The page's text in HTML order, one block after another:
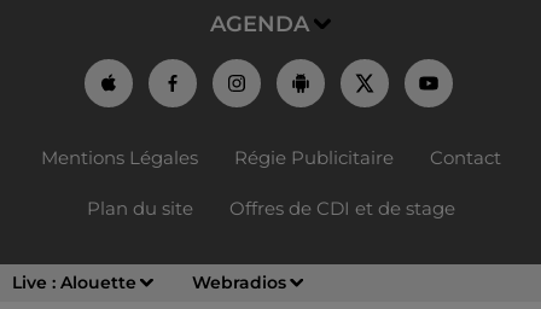
Live : Alouette Webradios
AGENDA
Mentions Légales Régie Publicitaire Contact
Plan du site Offres de CDI et de stage